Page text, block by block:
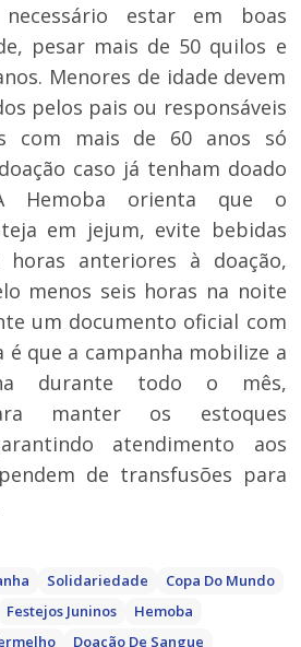
estar em boas
pesar mais de 50 quilos e
Menores de idade devem
pelos pais ou responsáveis
com mais de 60 anos só
caso já tenham doado
Hemoba orienta que o
em jejum, evite bebidas
horas anteriores à doação,
menos seis horas na noite
um documento oficial com
que a campanha mobilize a
durante todo o mês,
manter os estoques
atendimento aos
de transfusões para
Solidariedade
Copa Do Mundo
Festejos Juninos
Hemoba
Doação De Sangue